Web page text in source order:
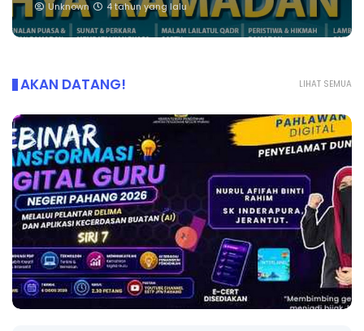
Unknown 4 tahun yang lalu
LIHAT SEMUA
AKAN DATANG!